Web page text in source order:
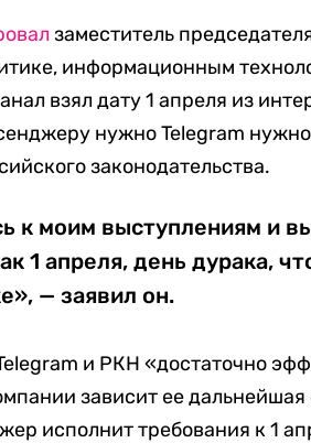
заместитель
информационным
взял дату 1 апреля из
нужно Telegram
законодательства.
к моим выступлениям и
1 апреля, день дурака,
— заявил он.
и РКН «достаточно
зависит ее дальнейшая
исполнит требования к 1